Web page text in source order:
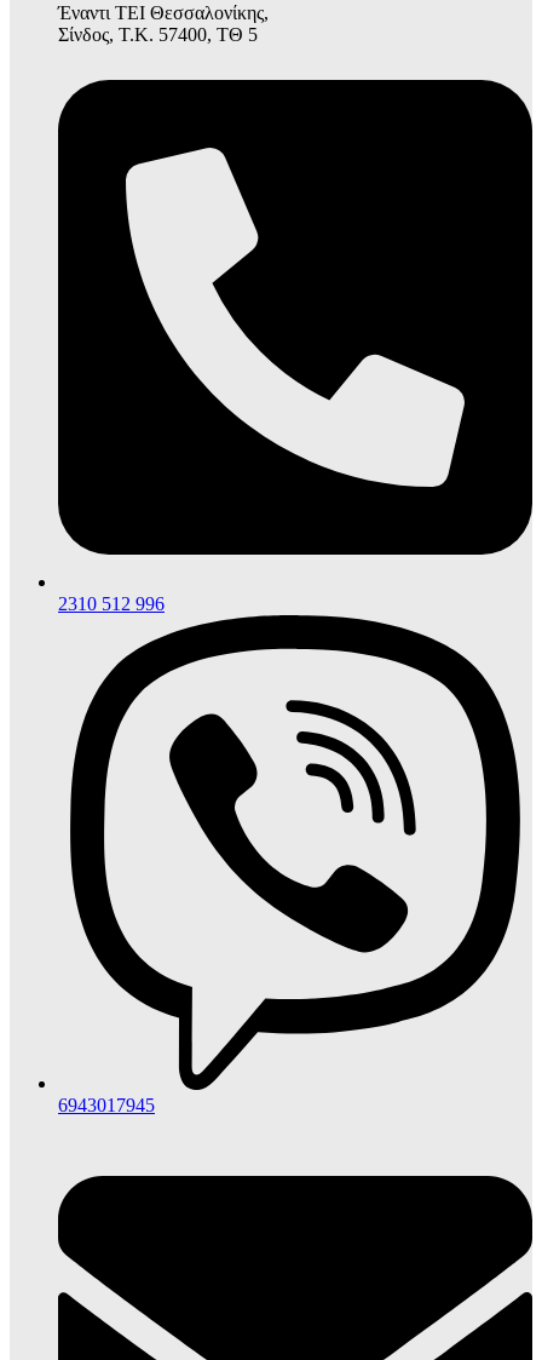
Έναντι ΤΕΙ Θεσσαλονίκης,
Σίνδος, Τ.Κ. 57400, ΤΘ 5
2310 512 996
6943017945